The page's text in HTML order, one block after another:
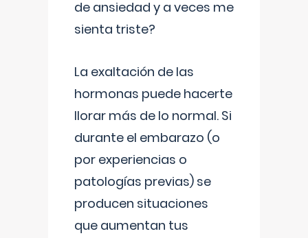
de ansiedad y a veces me
sienta triste?
La exaltación de las
hormonas puede hacerte
llorar más de lo normal. Si
durante el embarazo (o
por experiencias o
patologías previas) se
producen situaciones
que aumentan tus